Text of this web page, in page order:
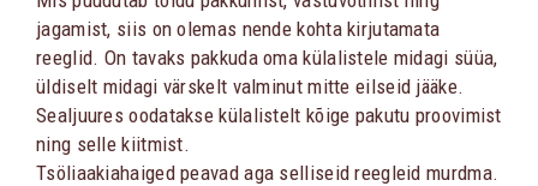
jagamist, siis on olemas nende kohta kirjutamata
reeglid. On tavaks pakkuda oma külalistele midagi süüa,
üldiselt midagi värskelt valminut mitte eilseid jääke.
Sealjuures oodatakse külalistelt kõige pakutu proovimist
ning selle kiitmist.
Tsöliaakiahaiged peavad aga selliseid reegleid murdma.